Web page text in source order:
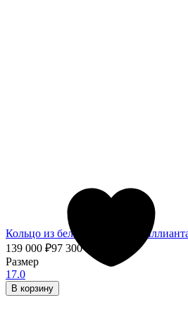
Кольцо из белого золота с
139 000 ₽97 300₽
Размер
17.0
В корзину